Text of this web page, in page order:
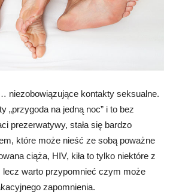
niezobowiązujące kontakty seksualne.
„przygoda na jedną noc” i to bez
prezerwatywy, stała się bardzo
które może nieść ze sobą poważne
ciąża, HIV, kiła to tylko niektóre z
lecz warto przypomnieć czym może
zapomnienia.